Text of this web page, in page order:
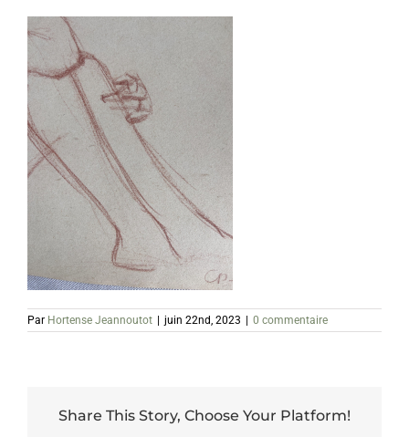
Par Hortense Jeannoutot juin 22nd, 2023 0 commentaire
Share This Story, Choose Your Platform!